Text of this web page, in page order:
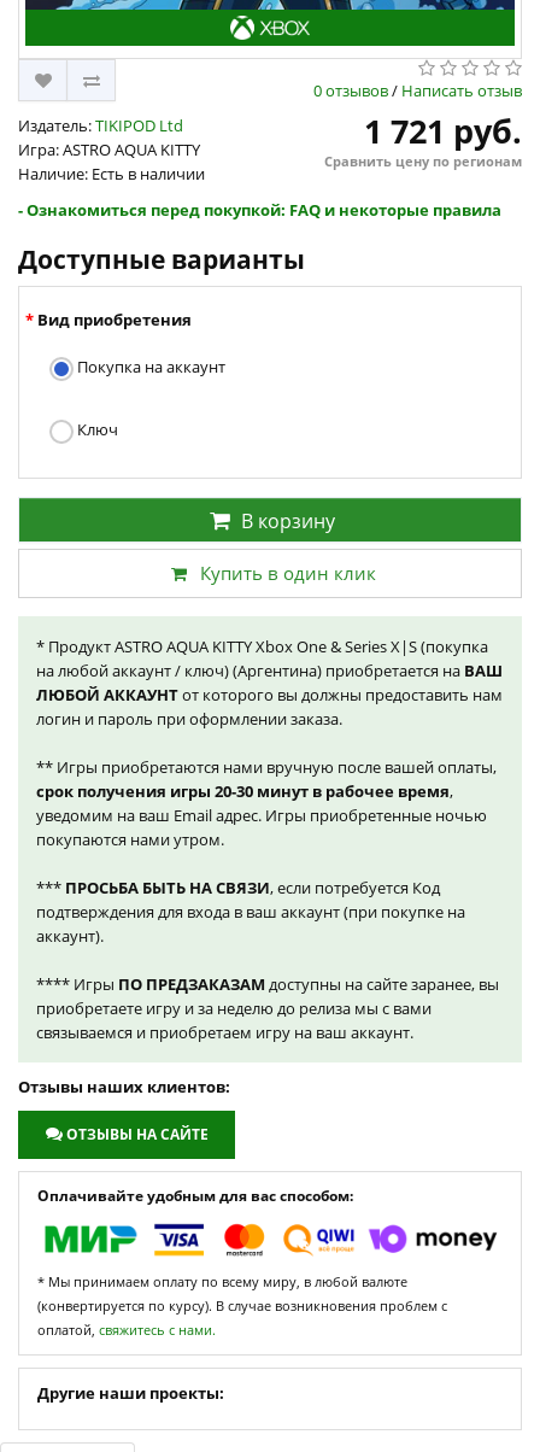
0 отзывов/ Написать отзыв
Издатель:TIKIPOD Ltd
Игра: ASTRO AQUA KITTY
Наличие: Есть в наличии
1 721 руб.
Сравнить цену по регионам
- Ознакомиться перед покупкой: FAQ и некоторые правила
Доступные варианты
Вид приобретения
Покупка на аккаунт
Ключ
В корзину
Купить в один клик
* Продукт ASTRO AQUA KITTY Xbox One & Series X|S (покупка
на любой аккаунт / ключ) (Аргентина) приобретается на ВАШ
ЛЮБОЙ АККАУНТот которого вы должны предоставить нам
логин и пароль при оформлении заказа.
** Игры приобретаются нами вручную после вашей оплаты,
срок получения игры 20-30 минут в рабочее время,
уведомим на ваш Email адрес. Игры приобретенные ночью
покупаются нами утром.
*** ПРОСЬБА БЫТЬ НА СВЯЗИ, если потребуется Код
подтверждения для входа в ваш аккаунт (при покупке на
аккаунт).
**** Игры ПО ПРЕДЗАКАЗАМ доступны на сайте заранее, вы
приобретаете игру и за неделю до релиза мы с вами
связываемся и приобретаем игру на ваш аккаунт.
Отзывы наших клиентов:
ОТЗЫВЫ НА САЙТЕ
Оплачивайте удобным для вас способом:
* Мы принимаем оплату по всему миру, в любой валюте
(конвертируется по курсу). В случае возникновения проблем с
оплатой, свяжитесь с нами.
Другие наши проекты: